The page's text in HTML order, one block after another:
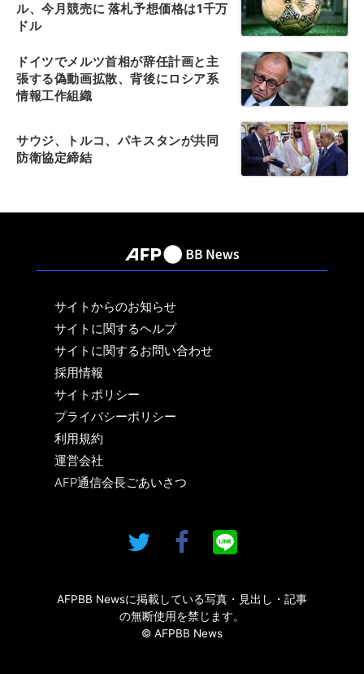
ル、今月競売に 落札予想価格は1千万
ドル
ドイツでメルツ首相が辞任計画と主
張する偽動画拡散、背後にロシア系
情報工作組織
サウジ、トルコ、パキスタンが共同
防衛協定締結
サイトからのお知らせ
サイトに関するヘルプ
サイトに関するお問い合わせ
採用情報
サイトポリシー
プライバシーポリシー
利用規約
運営会社
AFP通信会長ごあいさつ
AFPBB Newsに掲載している写真・見出し・記事
の無断使用を禁じます。
© AFPBB News